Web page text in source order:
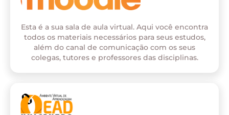
Esta é a sua sala de aula virtual. Aqui você encontra
todos os materiais necessários para seus estudos,
além do canal de comunicação com os seus
colegas, tutores e professores das disciplinas.